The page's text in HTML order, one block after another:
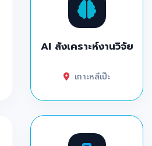
AI สังเคราะห์งานวิจัย
เกาะหลีเป๊ะ